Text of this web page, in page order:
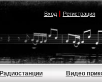
Вход| Регистрация
Радиостанции Видео